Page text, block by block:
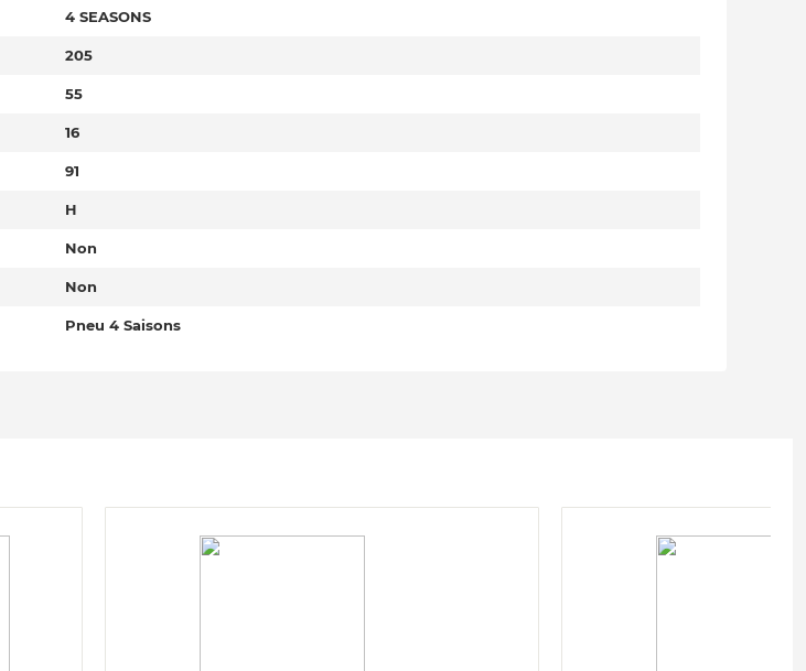
4 SEASONS
205
55
16
91
H
Non
Non
Pneu 4 Saisons